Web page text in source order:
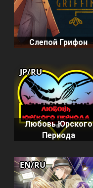
Слепой Грифон
Любовь Юрского
Периода
JP/RU
EN/RU